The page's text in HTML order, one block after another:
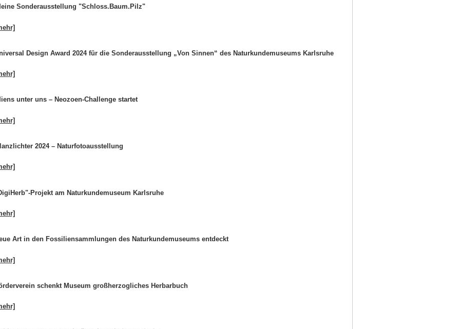
Sonderausstellung "Schloss.Baum.Pilz"
Design Award 2024 für die Sonderausstellung „Von Sinnen“ des Naturkundemuseums Karlsruhe
unter uns – Neozoen-Challenge startet
2024 – Naturfotoausstellung
Projekt am Naturkundemuseum Karlsruhe
Art in den Fossiliensammlungen des Naturkundemuseums entdeckt
schenkt Museum großherzogliches Herbarbuch